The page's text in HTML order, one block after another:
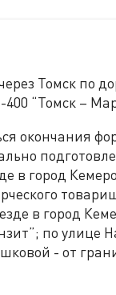
Томск по
400 “Томск –
окончания
в город
в город
по улице
- от